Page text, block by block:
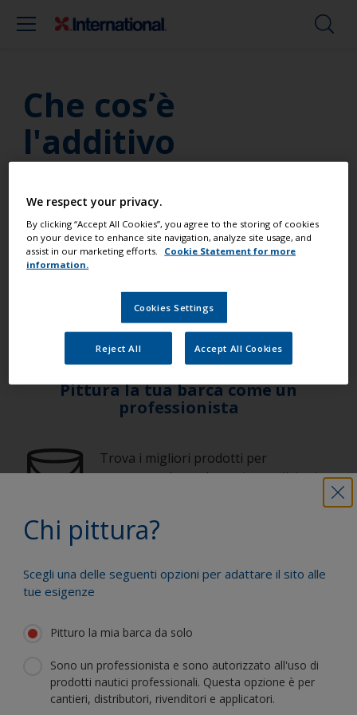
Che cos’è
l'additivo
L'antisdrucciolo Non-Slip Additive è un materiale
granulare sintetico che può essere miscelato con lo
smalto di finitura prima dell’applicazione, oppure
coadiuvante per una finitura antisdrucciolo. Come
per l'additivo opacizzante, il risultato finale varia a
seconda del quantitativo aggiunto alla pittura.
Chi pittura?
Scegli una delle seguenti opzioni per adattare il sito alle
tue esigenze
Pitturo la mia barca da solo
Sono un professionista e sono autorizzato all'uso di
prodotti nautici professionali. Questa opzione è per
cantieri, distributori, rivenditori e applicatori.
Pittura la tua barca come un
professionista
Trova i migliori prodotti per
mantenere la tua barca in condizioni
bisogno per pitturare efficacemente
innovazione e competenza scientifica
We respect your privacy.
By clicking “Accept All Cookies”, you agree to the storing of cookies
on your device to enhance site navigation, analyze site usage, and
assist in our marketing efforts.
Cookie Statement for more
information.
Cookies Settings
Reject All Accept All Cookies